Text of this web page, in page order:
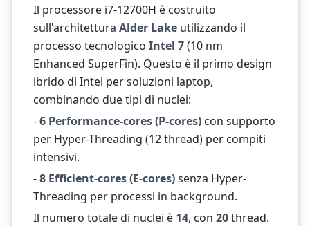
Il processore i7-12700H è costruito
sull'architettura Alder Lakeutilizzando il
processo tecnologico Intel 7(10 nm
Enhanced SuperFin). Questo è il primo design
ibrido di Intel per soluzioni laptop,
combinando due tipi di nuclei:
-6 Performance-cores (P-cores)con supporto
per Hyper-Threading (12 thread) per compiti
intensivi.
-8 Efficient-cores (E-cores)senza Hyper-
Threading per processi in background.
Il numero totale di nuclei è 14, con 20thread.